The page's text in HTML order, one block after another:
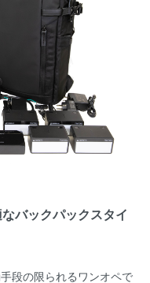
バックパックスタイ
段の限られるワンオペで